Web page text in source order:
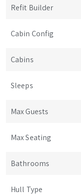
Refit Builder
Cabin Config
Cabins
Sleeps
Max Guests
Max Seating
Bathrooms
Hull Type